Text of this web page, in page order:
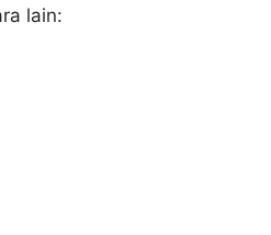
lain: